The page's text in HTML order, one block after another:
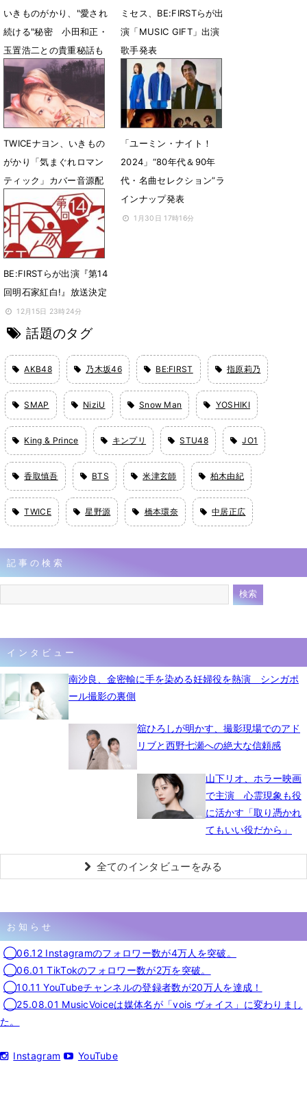
いきものがかり、"愛され
続ける"秘密 小田和正・
玉置浩二との貴重秘話も
10月9日 13時49分
ミセス、BE:FIRSTらが出
演「MUSIC GIFT」出演
歌手発表
7月12日 13時10分
TWICEナヨン、いきもの
がかり「気まぐれロマン
ティック」カバー音源配
5月30日 00時06分
「ユーミン・ナイト！
2024」“80年代＆90年
代・名曲セレクション”ラ
インナップ発表
1月30日 17時16分
BE:FIRSTらが出演『第14
回明石家紅白!』放送決定
12月15日 23時24分
話題のタグ
AKB48 乃木坂46 BE:FIRST 指原莉乃
SMAP NiziU Snow Man YOSHIKI
King & Prince キンプリ STU48 JO1
香取慎吾 BTS 米津玄師 柏木由紀
TWICE 星野源 橋本環奈 中居正広
記事の検索
インタビュー
南沙良、金密輸に手を染める妊婦役を熱演 シンガポ
ール撮影の裏側
舘ひろしが明かす、撮影現場でのアド
リブと西野七瀬への絶大な信頼感
山下リオ、ホラー映画
で主演 心霊現象も役
に活かす「取り憑かれ
てもいい役だから」
全てのインタビューをみる
お知らせ
◯06.12 Instagramのフォロワー数が4万人を突破。
◯06.01 TikTokのフォロワー数が2万を突破。
◯10.11 YouTubeチャンネルの登録者数が20万人を達成！
◯25.08.01 MusicVoiceは媒体名が「vois ヴォイス」に変わりまし
た。
Instagram YouTube